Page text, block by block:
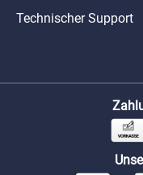
Technischer Support